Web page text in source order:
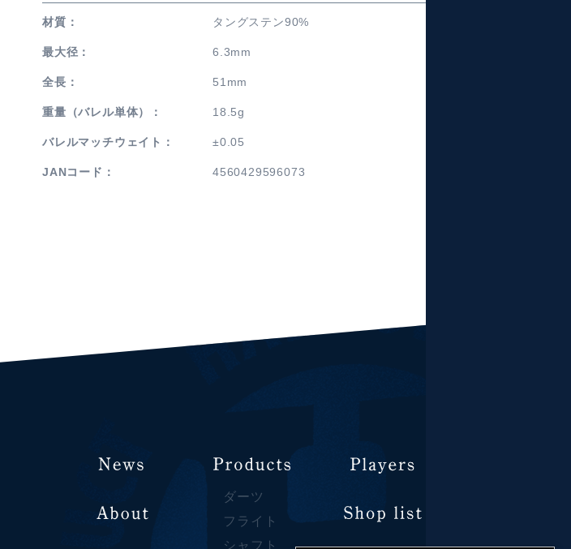
材質 タングステン90%
最大径 6.3mm
全長 51mm
重量（バレル単体） 18.5g
バレルマッチウェイト ±0.05
JANコード 4560429596073
ダーツ
フライト
シャフト